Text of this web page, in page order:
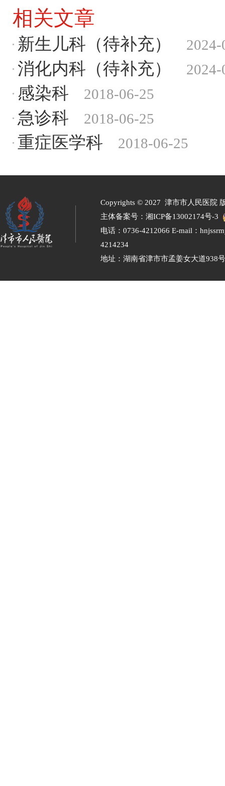
相关文章
新生儿科（待补充）
消化内科（待补充）
感染科 2018-06-25
急诊科 2018-06-25
重症医学科 2018-06-25
Copyrights © 2027 津市市人民医院
主体备案号： 湘ICP备13002174号-3
电话：0736-4212066 E-mail：
4214234
地址：湖南省津市市孟姜女大道938